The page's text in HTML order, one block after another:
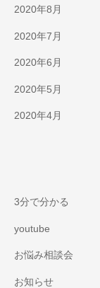
2020年8月
2020年7月
2020年6月
2020年5月
2020年4月
3分で分かる
youtube
お悩み相談会
お知らせ